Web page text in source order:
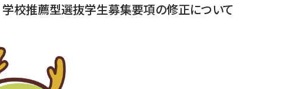
校推薦型選抜学生募集要項の修正について